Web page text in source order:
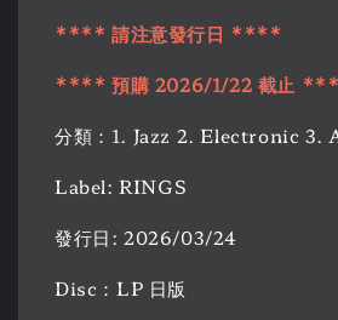
**** 請注意發行日 ****
**** 預購 2026/1/22 截止
分類：1. Jazz 2. Electronic 3.
Label: RINGS
發行日: 2026/03/24
Disc：LP 日版